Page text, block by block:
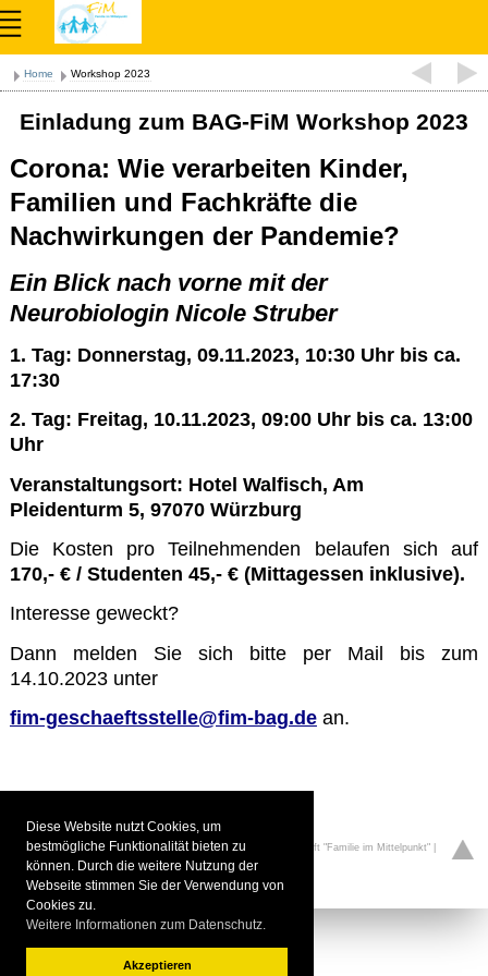
Diese Website nutzt Cookies, um
bestmögliche Funktionalität bieten zu
können. Durch die weitere Nutzung der
Webseite stimmen Sie der Verwendung von
Cookies zu.
Weitere Informationen zum Datenschutz.
Akzeptieren
Home Workshop 2023
Einladung zum BAG-FiM Workshop 2023
Corona: Wie verarbeiten Kinder,
Familien und Fachkräfte die
Nachwirkungen der Pandemie?
Ein Blick nach vorne mit der
Neurobiologin Nicole Struber
1. Tag: Donnerstag, 09.11.2023, 10:30 Uhr bis ca.
17:30
2. Tag: Freitag, 10.11.2023, 09:00 Uhr bis ca. 13:00
Uhr
Veranstaltungsort: Hotel Walfisch, Am
Pleidenturm 5, 97070 Würzburg
Die Kosten pro Teilnehmenden belaufen sich auf
170,- € / Studenten 45,- € (Mittagessen inklusive).
Interesse geweckt?
Dann melden Sie sich bitte per Mail bis zum
14.10.2023 unter
fim-geschaeftsstelle@fim-bag.dean.
Pagehits: 6040 (Today: 1)| FIM-BAG.de Bundesarbeitsgemeinschaft "Familie im Mittelpunkt" |
Telefon: 0521 - 9 64 59 - 11